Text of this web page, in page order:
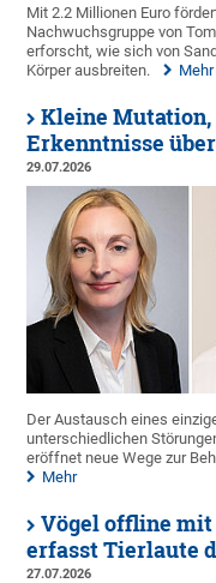
Mit 2.2 Millionen Euro
Nachwuchsgruppe von
erforscht, wie sich von
Körper ausbreiten.
Mehr
Kleine Mutation,
Erkenntnisse
29.07.2026
Der Austausch eines
unterschiedlichen
eröffnet neue Wege zur
Mehr
Vögel offline mit
erfasst Tierlaute
27.07.2026